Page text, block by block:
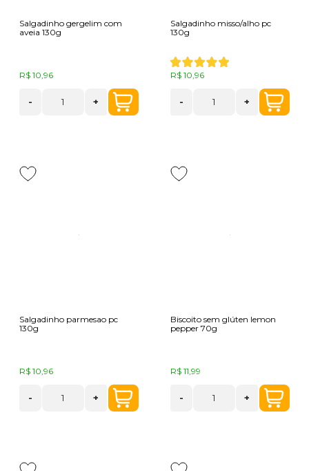
Salgadinho gergelim com
aveia 130g
R$ 10,96
- +
Salgadinho misso/alho pc
130g
R$ 10,96
- +
Salgadinho parmesao pc
130g
R$ 10,96
- +
Biscoito sem glúten lemon
pepper 70g
R$ 11,99
- +